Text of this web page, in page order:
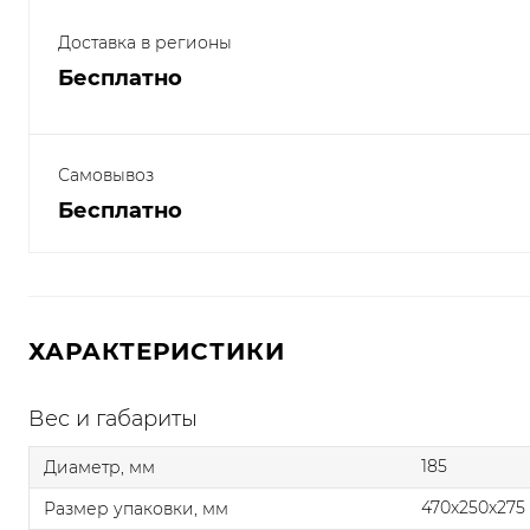
Доставка в регионы
Бесплатно
Самовывоз
Бесплатно
ХАРАКТЕРИСТИКИ
Вес и габариты
Диаметр, мм
185
Размер упаковки, мм
470x250x275